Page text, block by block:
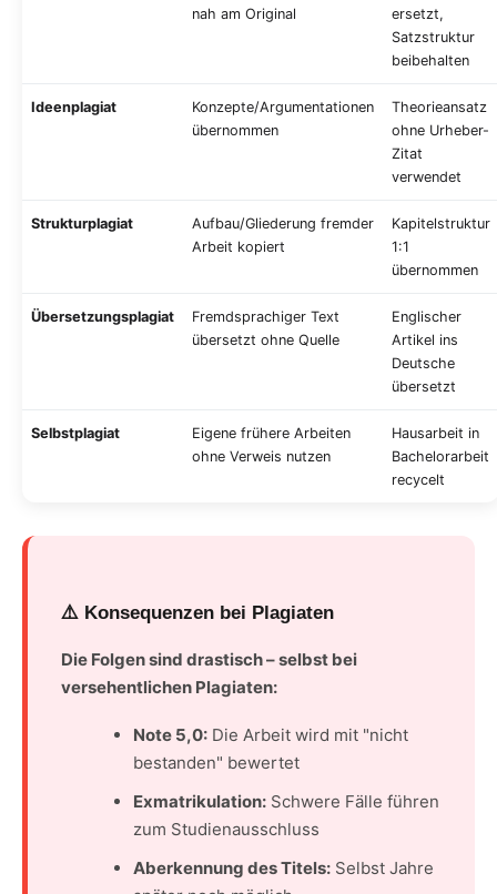
nah am Original
ersetzt,
Satzstruktur
beibehalten
Ideenplagiat
Konzepte/Argumentationen
übernommen
Theorieansatz
ohne Urheber-
Zitat
verwendet
Strukturplagiat
Aufbau/Gliederung fremder
Arbeit kopiert
Kapitelstruktur
1:1
übernommen
Übersetzungsplagiat
Fremdsprachiger Text
übersetzt ohne Quelle
Englischer
Artikel ins
Deutsche
übersetzt
Selbstplagiat
Eigene frühere Arbeiten
ohne Verweis nutzen
Hausarbeit in
Bachelorarbeit
recycelt
⚠️ Konsequenzen bei Plagiaten
Die Folgen sind drastisch – selbst bei
versehentlichen Plagiaten:
Note 5,0: Die Arbeit wird mit "nicht
bestanden" bewertet
Exmatrikulation: Schwere Fälle führen
zum Studienausschluss
Aberkennung des Titels: Selbst Jahre